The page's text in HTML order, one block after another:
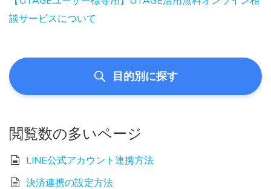
談サービスについて
目的別に探す
閲覧数の多いページ
LINE公式アカウント連携方法
決済連携の設定方法